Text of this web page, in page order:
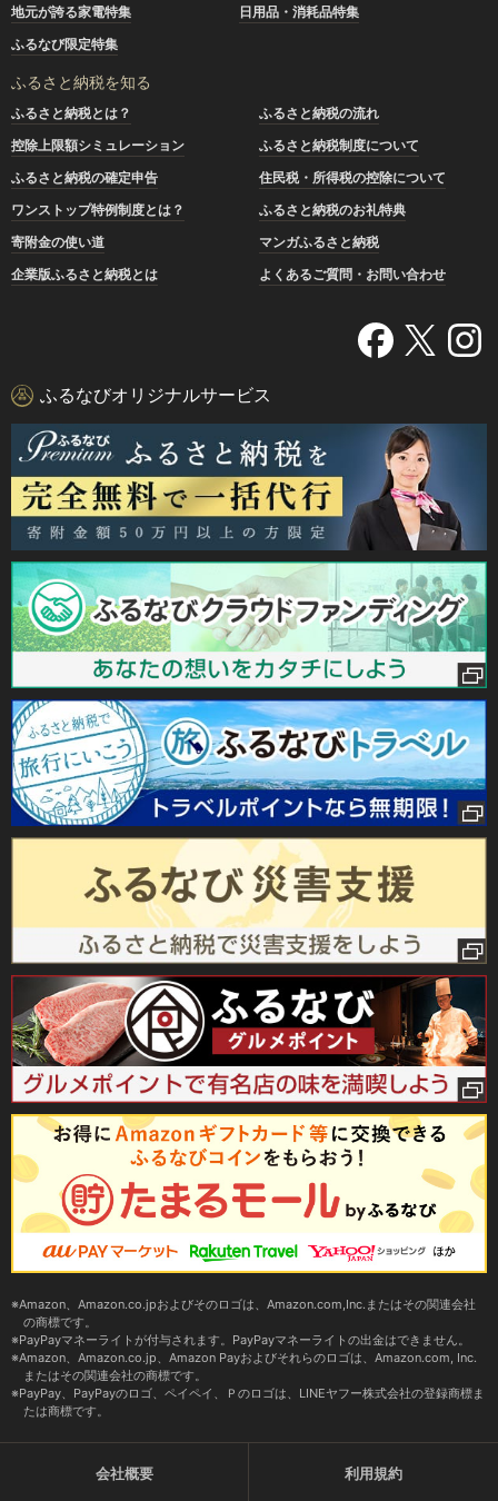
地元が誇る家電特集
日用品・消耗品特集
ふるなび限定特集
ふるさと納税を知る
ふるさと納税とは？
ふるさと納税の流れ
控除上限額シミュレーション
ふるさと納税制度について
ふるさと納税の確定申告
住民税・所得税の控除について
ワンストップ特例制度とは？
ふるさと納税のお礼特典
寄附金の使い道
マンガふるさと納税
企業版ふるさと納税とは
よくあるご質問・お問い合わせ
ふるなびオリジナルサービス
Amazon、Amazon.co.jpおよびそのロゴは、Amazon.com,Inc.またはその関連会社
の商標です。
PayPayマネーライトが付与されます。PayPayマネーライトの出金はできません。
Amazon、Amazon.co.jp、Amazon Payおよびそれらのロゴは、Amazon.com, Inc.
またはその関連会社の商標です。
PayPay、PayPayのロゴ、ペイペイ、Ｐのロゴは、LINEヤフー株式会社の登録商標ま
たは商標です。
会社概要 利用規約